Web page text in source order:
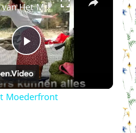
Play
Video
Kiekjes van Het Moederfront
Moederfront